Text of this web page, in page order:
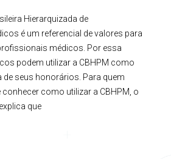
Hierarquizada de
é um referencial de valores para
médicos. Por essa
podem utilizar a CBHPM como
de seus honorários. Para quem
conhecer como utilizar a CBHPM, o
que